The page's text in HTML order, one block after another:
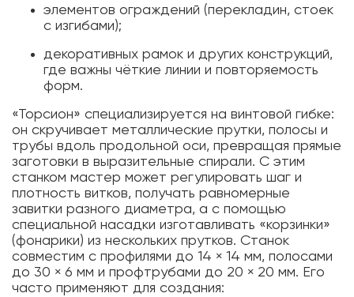
элементов ограждений (перекладин, стоек
с изгибами);
декоративных рамок и других конструкций,
где важны чёткие линии и повторяемость
форм.
«Торсион» специализируется на винтовой гибке:
он скручивает металлические прутки, полосы и
трубы вдоль продольной оси, превращая прямые
заготовки в выразительные спирали. С этим
станком мастер может регулировать шаг и
плотность витков, получать равномерные
завитки разного диаметра, а с помощью
специальной насадки изготавливать «корзинки»
(фонарики) из нескольких прутков. Станок
совместим с профилями до 14 × 14 мм, полосами
до 30 × 6 мм и профтрубами до 20 × 20 мм. Его
часто применяют для создания: